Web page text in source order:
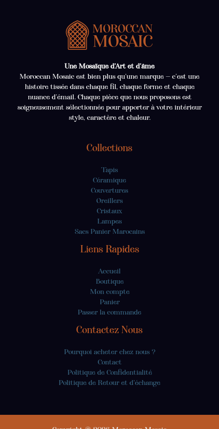
Une Mosaïque d’Art et d’âme
Moroccan Mosaic est bien plus qu’une marque — c’est une
histoire tissée dans chaque fil, chaque forme et chaque
nuance d’émail. Chaque pièce que nous proposons est
soigneusement sélectionnée pour apporter à votre intérieur
style, caractère et chaleur.
Collections
Tapis
Céramique
Couvertures
Oreillers
Cristaux
Lampes
Sacs Panier Marocains
Liens Rapides
Accueil
Boutique
Mon compte
Panier
Passer la commande
Contactez Nous
Pourquoi acheter chez nous ?
Contact
Politique de Confidentialité
Politique de Retour et d'échange